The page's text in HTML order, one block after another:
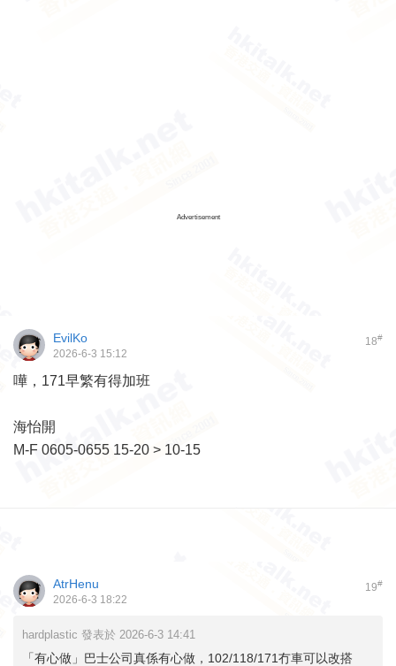
Advertisement
18#
EvilKo
2026-6-3 15:12
嘩，171早繁有得加班
海怡開
M-F 0605-0655 15-20 > 10-15
19#
AtrHenu
2026-6-3 18:22
hardplastic 發表於 2026-6-3 14:41
「有心做」巴士公司真係有心做，102/118/171冇車可以改搭